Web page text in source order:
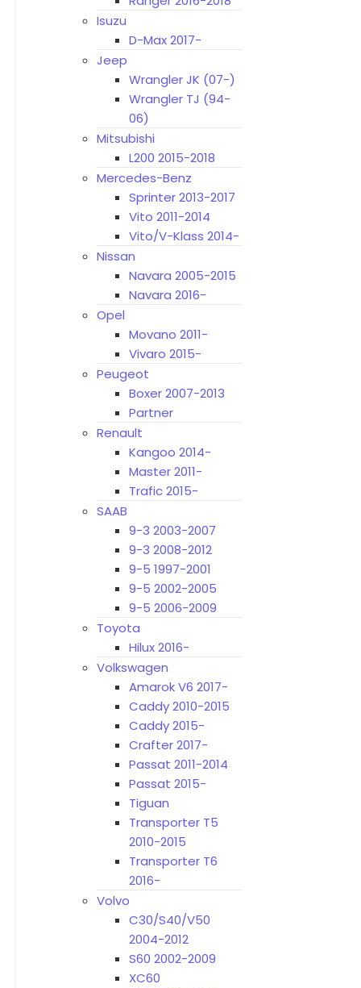
Isuzu
D-Max 2017-
Jeep
Wrangler JK (07-)
Wrangler TJ (94-
06)
Mitsubishi
L200 2015-2018
Mercedes-Benz
Sprinter 2013-2017
Vito 2011-2014
Vito/V-Klass 2014-
Nissan
Navara 2005-2015
Navara 2016-
Opel
Movano 2011-
Vivaro 2015-
Peugeot
Boxer 2007-2013
Partner
Renault
Kangoo 2014-
Master 2011-
Trafic 2015-
SAAB
9-3 2003-2007
9-3 2008-2012
9-5 1997-2001
9-5 2002-2005
9-5 2006-2009
Toyota
Hilux 2016-
Volkswagen
Amarok V6 2017-
Caddy 2010-2015
Caddy 2015-
Crafter 2017-
Passat 2011-2014
Passat 2015-
Tiguan
Transporter T5
2010-2015
Transporter T6
2016-
Volvo
C30/S40/V50
2004-2012
S60 2002-2009
XC60